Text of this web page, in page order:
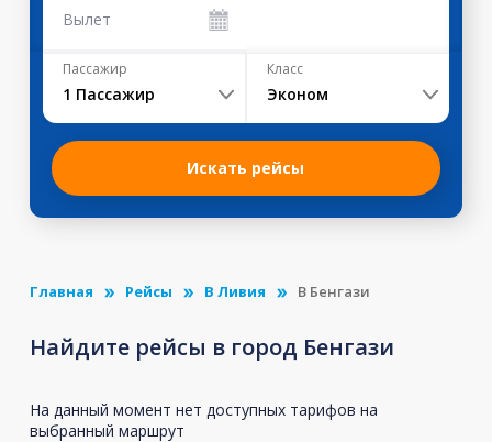
Вылет
Пассажир
1 Пассажир
Класс
Эконом
Искать рейсы
Главная Рейсы В Ливия В Бенгази
Найдите рейсы в город Бенгази
На данный момент нет доступных тарифов на
выбранный маршрут